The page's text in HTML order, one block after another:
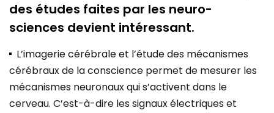
des études faites par les neuro-
sciences devient intéressant.
L’imagerie cérébrale et l’étude des mécanismes
cérébraux de la conscience permet de mesurer les
mécanismes neuronaux qui s’activent dans le
cerveau. C’est-à-dire les signaux électriques et